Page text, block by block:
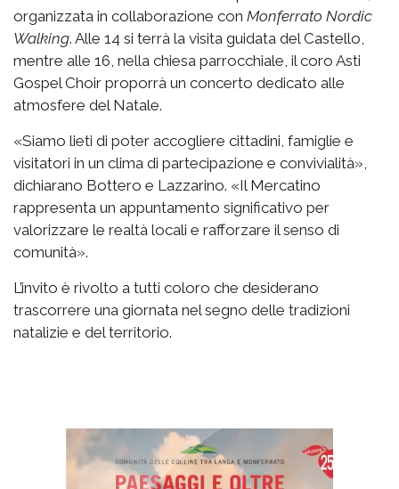
organizzata in collaborazione con Monferrato Nordic
Walking. Alle 14 si terrà la visita guidata del Castello,
mentre alle 16, nella chiesa parrocchiale, il coro Asti
Gospel Choir proporrà un concerto dedicato alle
atmosfere del Natale.
«Siamo lieti di poter accogliere cittadini, famiglie e
visitatori in un clima di partecipazione e convivialità»,
dichiarano Bottero e Lazzarino. «Il Mercatino
rappresenta un appuntamento significativo per
valorizzare le realtà locali e rafforzare il senso di
comunità».
L’invito è rivolto a tutti coloro che desiderano
trascorrere una giornata nel segno delle tradizioni
natalizie e del territorio.